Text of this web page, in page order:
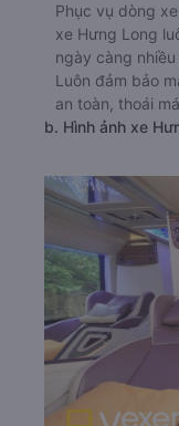
Phục vụ dòng
xe Hưng Long
ngày càng
Luôn đảm bảo
an toàn, thoái
b. Hình ảnh xe